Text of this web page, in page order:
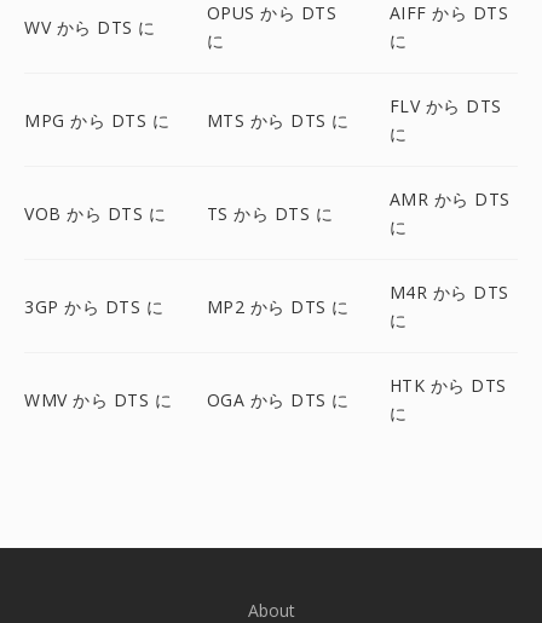
WV から DTS に
OPUS から DTS
に
AIFF から DTS
に
MPG から DTS に MTS から DTS に
FLV から DTS
に
VOB から DTS に TS から DTS に
AMR から DTS
に
3GP から DTS に MP2 から DTS に
M4R から DTS
に
WMV から DTS に OGA から DTS に
HTK から DTS
に
About